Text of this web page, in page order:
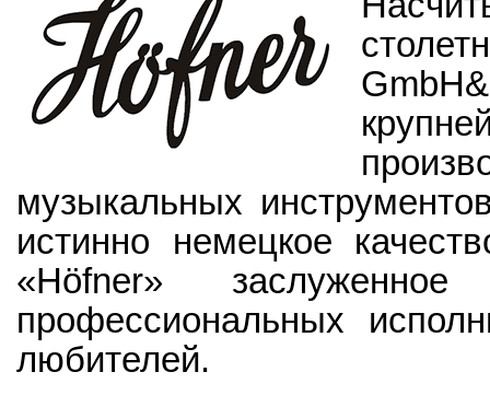
музыкальных
истинно немецкое
«Höfner»
профессиональных
любителей.